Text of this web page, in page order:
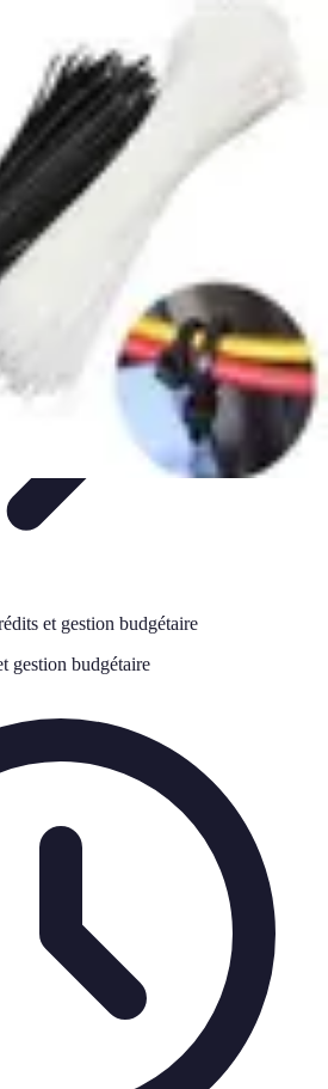
gestion budgétaire
TendancesGestion Budgétaire
et gestion budgétaire
gestion budgétaire